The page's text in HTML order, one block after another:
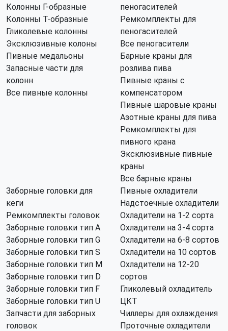
Колонны Г-образные
Колонны Т-образные
Гликолевые колонны
Эксклюзивные колоны
Пивные медальоны
Запасные части для
колонн
Все пивные колонны
пеногасителей
Ремкомплекты для
пеногасителей
Все пеногасители
Барные краны для
розлива пива
Пивные краны с
компенсатором
Пивные шаровые краны
Азотные краны для пива
Ремкомплекты для
пивного крана
Эксклюзивные пивные
краны
Все барные краны
Заборные головки для
кеги
Ремкомплекты головок
Заборные головки тип А
Заборные головки тип G
Заборные головки тип S
Заборные головки тип M
Заборные головки тип D
Заборные головки тип F
Заборные головки тип U
Запчасти для заборных
головок
Пивные охладители
Надстоечные охладители
Охладители на 1-2 сорта
Охладители на 3-4 сорта
Охладители на 6-8 сортов
Охладители на 10 сортов
Охладители на 12-20
сортов
Гликолевый охладитель
ЦКТ
Чиллеры для охлаждения
Проточные охладители